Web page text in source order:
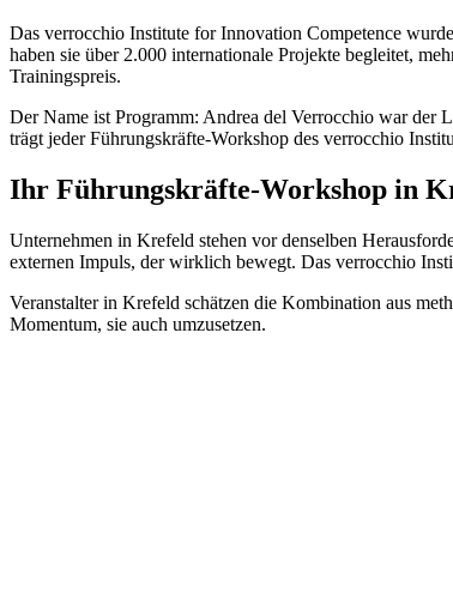
Das verrocchio Institute for Innovation Competence
haben sie über 2.000 internationale Projekte begleitet,
Trainingspreis.
Der Name ist Programm: Andrea del Verrocchio war der
trägt jeder Führungskräfte-Workshop des verrocchio
Ihr Führungskräfte-Workshop in
Unternehmen in Krefeld stehen vor denselben
externen Impuls, der wirklich bewegt. Das verrocchio
Veranstalter in Krefeld schätzen die Kombination aus
Momentum, sie auch umzusetzen.